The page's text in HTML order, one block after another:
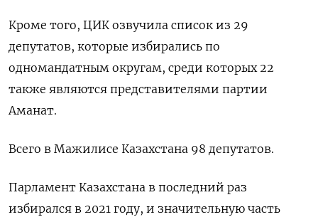
Кроме того, ЦИК озвучила список из 29
депутатов, которые избирались по
одномандатным округам, среди которых 22
также являются представителями партии
Аманат.
Всего в Мажилисе Казахстана 98 депутатов.
Парламент Казахстана в последний раз
избирался в 2021 году, и значительную часть